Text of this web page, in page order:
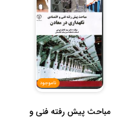
ناموجود
مباحث پیش رفته فنی و